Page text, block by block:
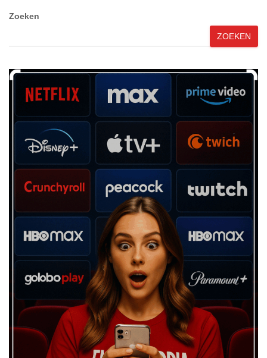
Zoeken
ZOEKEN